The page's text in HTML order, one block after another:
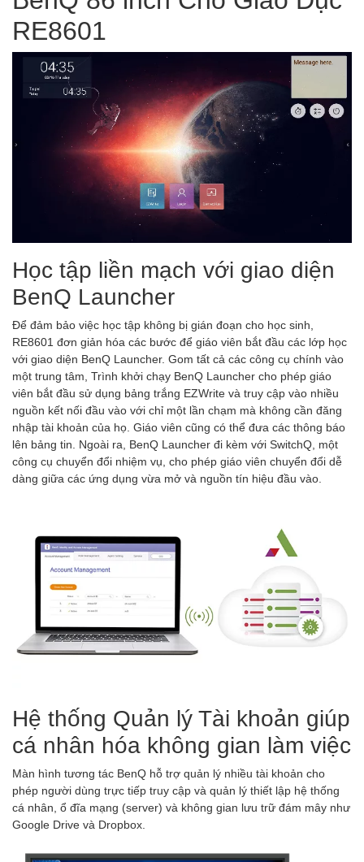
RE8601
Học tập liền mạch với giao diện
BenQ Launcher
Để đảm bảo việc học tập không bị gián đoạn cho học sinh,
RE8601 đơn giản hóa các bước để giáo viên bắt đầu các lớp học
với giao diện BenQ Launcher. Gom tất cả các công cụ chính vào
một trung tâm, Trình khởi chạy BenQ Launcher cho phép giáo
viên bắt đầu sử dụng bảng trắng EZWrite và truy cập vào nhiều
nguồn kết nối đầu vào với chỉ một lần chạm mà không cần đăng
nhập tài khoản của họ. Giáo viên cũng có thể đưa các thông báo
lên bảng tin. Ngoài ra, BenQ Launcher đi kèm với SwitchQ, một
công cụ chuyển đổi nhiệm vụ, cho phép giáo viên chuyển đổi dễ
dàng giữa các ứng dụng vừa mở và nguồn tín hiệu đầu vào.
Hệ thống Quản lý Tài khoản giúp
cá nhân hóa không gian làm việc
Màn hình tương tác BenQ hỗ trợ quản lý nhiều tài khoản cho
phép người dùng trực tiếp truy cập và quản lý thiết lập hệ thống
cá nhân, ổ đĩa mạng (server) và không gian lưu trữ đám mây như
Google Drive và Dropbox.